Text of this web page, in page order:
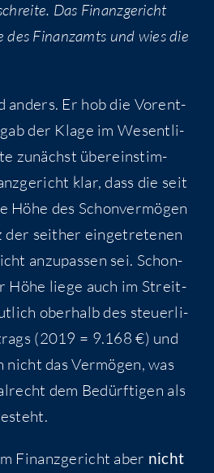
Das Finanz­ge­richt
des Finanz­amts und wies die
anders. Er hob die Vor­ent­
der Kla­ge im Wesent­li­
zunächst über­ein­stim­
klar, dass die seit
Höhe des Schon­ver­mö­gen
seit­her ein­ge­tre­te­nen
anzu­pas­sen sei. Schon­
Höhe lie­ge auch im Streit­
ober­halb des steu­er­li­
(2019 = 9.168 €) und
das Ver­mö­gen, was
dem Bedürf­ti­gen als
Finanz­ge­richt aber nicht